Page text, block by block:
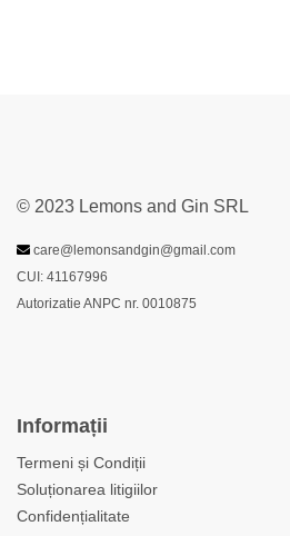
© 2023 Lemons and Gin SRL
care@lemonsandgin@gmail.com
CUI: 41167996
Autorizatie ANPC nr. 0010875
Informații
Termeni și Condiții
Soluționarea litigiilor
Confidențialitate